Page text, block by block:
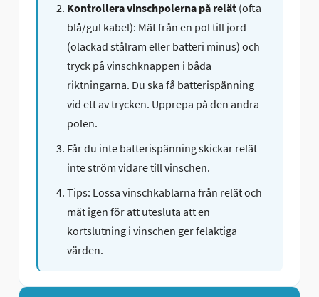
Kontrollera vinschpolerna på relät (ofta
blå/gul kabel): Mät från en pol till jord
(olackad stålram eller batteri minus) och
tryck på vinschknappen i båda
riktningarna. Du ska få batterispänning
vid ett av trycken. Upprepa på den andra
polen.
Får du inte batterispänning skickar relät
inte ström vidare till vinschen.
Tips: Lossa vinschkablarna från relät och
mät igen för att utesluta att en
kortslutning i vinschen ger felaktiga
värden.